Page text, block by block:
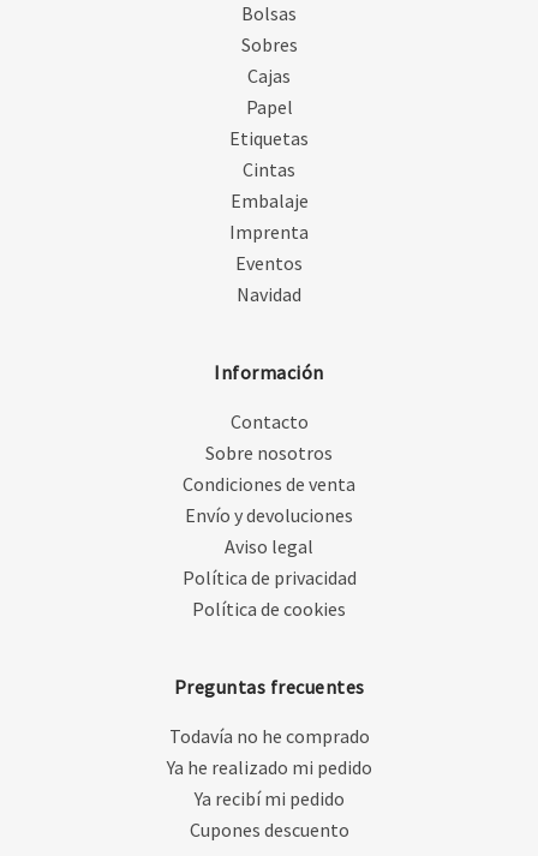
Bolsas
Sobres
Cajas
Papel
Etiquetas
Cintas
Embalaje
Imprenta
Eventos
Navidad
Información
Contacto
Sobre nosotros
Condiciones de venta
Envío y devoluciones
Aviso legal
Política de privacidad
Política de cookies
Preguntas frecuentes
Todavía no he comprado
Ya he realizado mi pedido
Ya recibí mi pedido
Cupones descuento